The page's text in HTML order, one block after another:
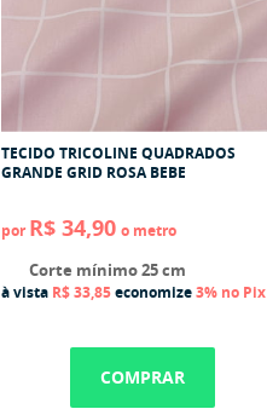
TECIDO TRICOLINE QUADRADOS
GRANDE GRID ROSA BEBE
por R$ 34,90 o metro
Corte mínimo 25 cm
à vista R$ 33,85economize3% no Pix
COMPRAR